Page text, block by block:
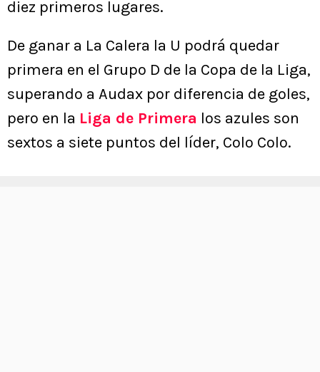
diez primeros lugares.
De ganar a La Calera la U podrá quedar
primera en el Grupo D de la Copa de la Liga,
superando a Audax por diferencia de goles,
pero en la Liga de Primera los azules son
sextos a siete puntos del líder, Colo Colo.